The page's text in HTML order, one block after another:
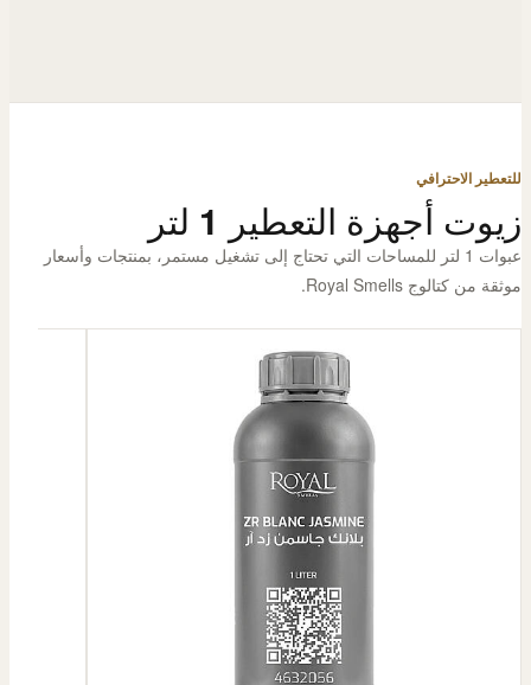
للتعطير الاحترافي
زيوت أجهزة التعطير 1 لتر
عبوات 1 لتر للمساحات التي تحتاج إلى تشغيل مستمر، بمنتجات وأسعار
موثقة من كتالوج Royal Smells.